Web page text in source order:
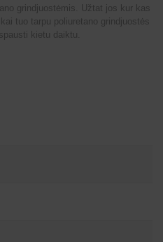
grindjuostėmis. Užtat jos kur kas
tuo tarpu poliuretano grindjuostės
kietu daiktu.